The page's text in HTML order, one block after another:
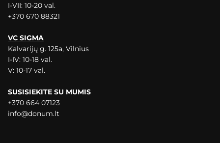
I-VII: 10-20 val.
+370 670 88321
VC SIGMA
Kalvarijų g. 125a, Vilnius
I-IV: 10-18 val.
V: 10-17 val.
SUSISIEKITE SU MUMIS
+370 664 07123
info@donum.lt